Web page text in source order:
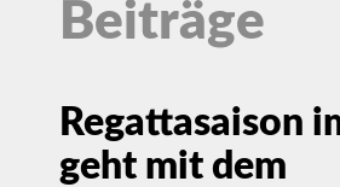
Beiträge
Regattasaison
geht mit dem